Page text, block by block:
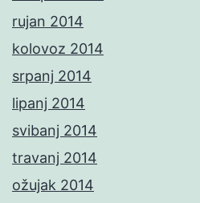
rujan 2014
kolovoz 2014
srpanj 2014
lipanj 2014
svibanj 2014
travanj 2014
ožujak 2014